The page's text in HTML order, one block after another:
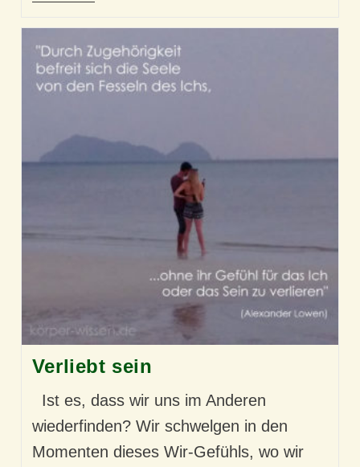
Verliebt sein
Ist es, dass wir uns im Anderen
wiederfinden? Wir schwelgen in den
Momenten dieses Wir-Gefühls, wo wir